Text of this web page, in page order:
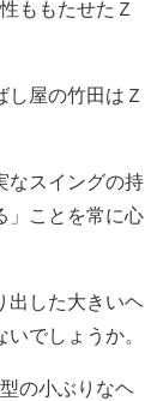
ももたせたＺ
し屋の竹田はＺ
なスイングの持
」ことを常に心
出した大きいヘ
でしょうか。
の小ぶりなヘ